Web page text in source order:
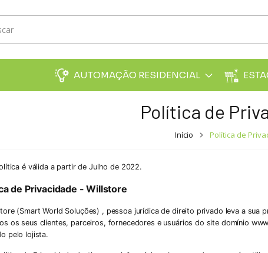
AUTOMAÇÃO RESIDENCIAL
Política de
Início Política de
é válida a partir de Julho de 2022.
de Privacidade - Willstore
(Smart World Soluções) , pessoa jurídica de direito privado leva a sua
os seus clientes, parceiros, fornecedores e usuários do site domínio
pelo lojista.